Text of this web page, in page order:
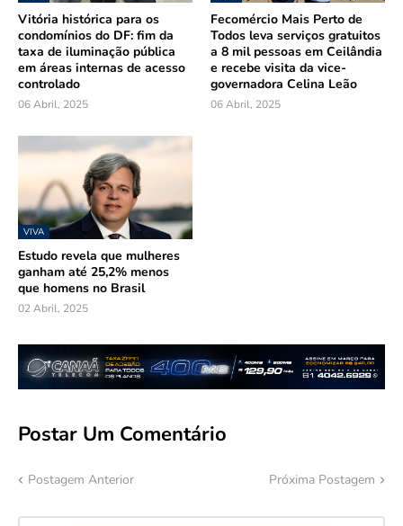
Vitória histórica para os
condomínios do DF: fim da
taxa de iluminação pública
em áreas internas de acesso
controlado
06 Abril, 2025
Fecomércio Mais Perto de
Todos leva serviços gratuitos
a 8 mil pessoas em Ceilândia
e recebe visita da vice-
governadora Celina Leão
06 Abril, 2025
VIVA
Estudo revela que mulheres
ganham até 25,2% menos
que homens no Brasil
02 Abril, 2025
Postar Um Comentário
Postagem Anterior Próxima Postagem